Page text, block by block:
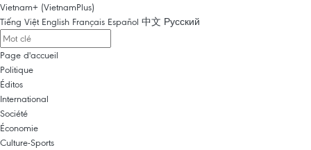
Vietnam+ (VietnamPlus)
Tiếng Việt English Français Español 中文 Русский
Page d'accueil
Politique
Éditos
International
Société
Économie
Culture-Sports